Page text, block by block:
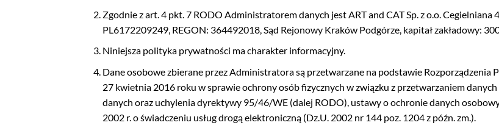
Zgodnie z art. 4 pkt. 7 RODO Administratorem danych jest ART and CAT Sp. z o.o.
PL6172209249, REGON: 364492018, Sąd Rejonowy Kraków Podgórze, kapitał zakładowy:
Niniejsza polityka prywatności ma charakter informacyjny.
Dane osobowe zbierane przez Administratora są przetwarzane na podstawie Rozporządzenia
27 kwietnia 2016 roku w sprawie ochrony osób fizycznych w związku z przetwarzaniem
danych oraz uchylenia dyrektywy 95/46/WE (dalej RODO), ustawy o ochronie danych
2002 r. o świadczeniu usług drogą elektroniczną (Dz.U. 2002 nr 144 poz. 1204 z późn. zm.).